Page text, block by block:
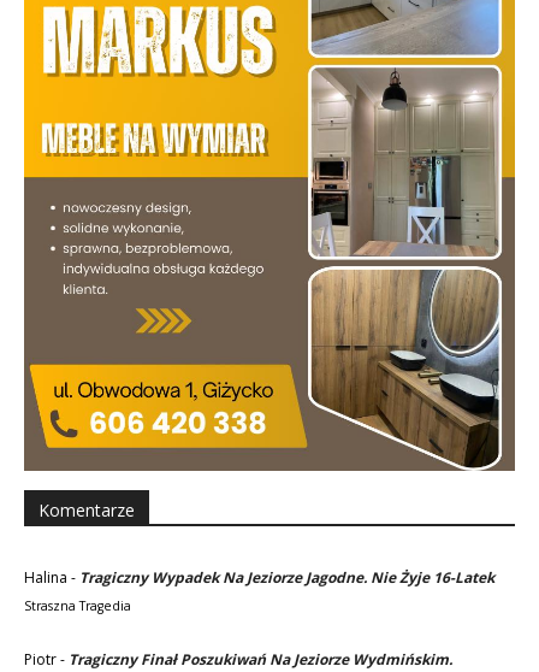
Komentarze
Halina - Tragiczny Wypadek Na Jeziorze Jagodne. Nie Żyje 16-Latek
Straszna Tragedia
Piotr- Tragiczny Finał Poszukiwań Na Jeziorze Wydmińskim.